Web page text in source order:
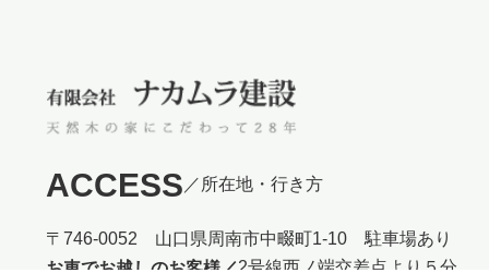
ACCESS ／所在地・行き方
〒746-0052 山口県周南市中畷町1-10 駐車場あり
お車でお越しのお客様／2号線西ノ端交差点より５分